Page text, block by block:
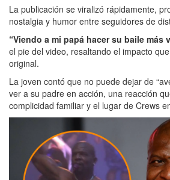
La publicación se viralizó rápidamente,
nostalgia y humor entre seguidores de
“Viendo a mi papá hacer su baile más
el pie del video, resaltando el impacto
original.
La joven contó que no puede dejar de
ver a su padre en acción, una reacción
complicidad familiar y el lugar de Crews